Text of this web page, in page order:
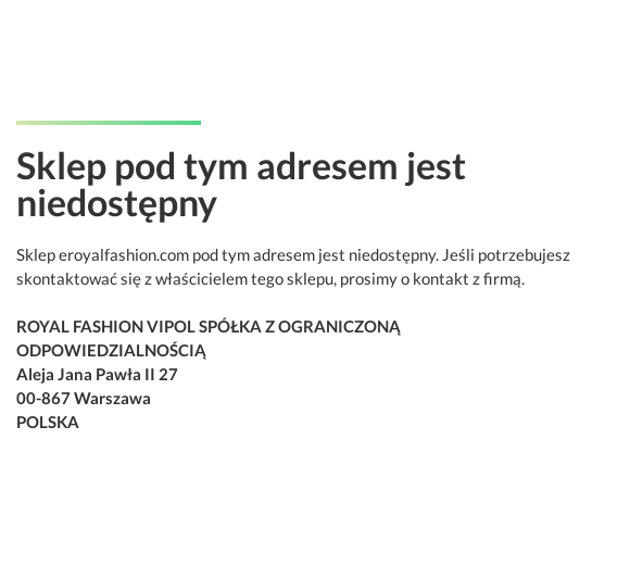
Sklep pod tym adresem jest
niedostępny
Sklep eroyalfashion.com pod tym adresem jest niedostępny. Jeśli potrzebujesz
skontaktować się z właścicielem tego sklepu, prosimy o kontakt z firmą.
ROYAL FASHION VIPOL SPÓŁKA Z OGRANICZONĄ
ODPOWIEDZIALNOŚCIĄ
Aleja Jana Pawła II 27
00-867 Warszawa
POLSKA